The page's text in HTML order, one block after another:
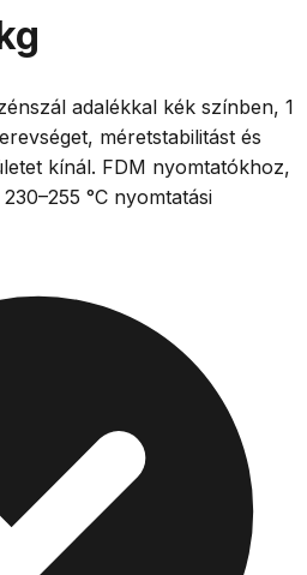
adalékkal kék színben, 1
méretstabilitást és
kínál. FDM nyomtatókhoz,
°C nyomtatási